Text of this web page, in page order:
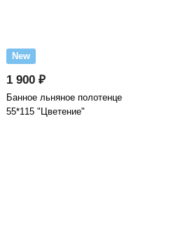
New
1 900 ₽
Банное льняное полотенце
55*115 "Цветение"